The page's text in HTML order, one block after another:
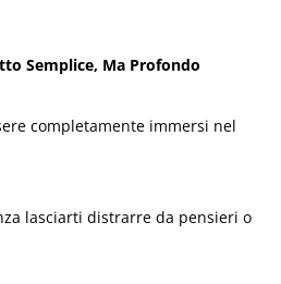
Semplice, Ma Profondo
completamente immersi nel
lasciarti distrarre da pensieri o